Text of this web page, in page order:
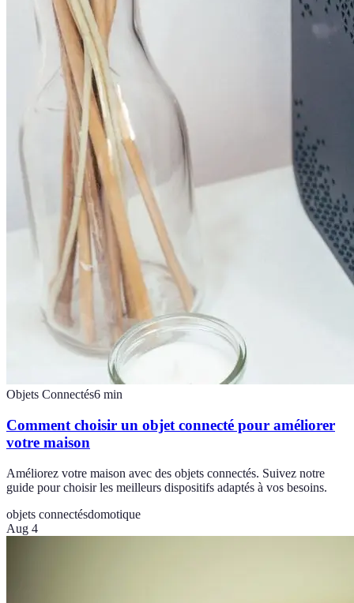
Objets Connectés6 min
Comment choisir un objet connecté pour améliorer
votre maison
Améliorez votre maison avec des objets connectés. Suivez notre
guide pour choisir les meilleurs dispositifs adaptés à vos besoins.
objets connectésdomotique
Aug 4